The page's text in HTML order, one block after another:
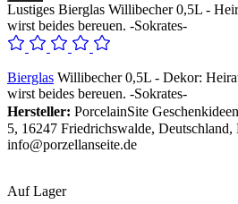
Lustiges Bierglas Willibecher 0,5L -
wirst beides bereuen. -Sokrates-
Bierglas Willibecher 0,5L - Dekor:
wirst beides bereuen. -Sokrates-
Hersteller: PorcelainSite
5, 16247 Friedrichswalde, Deutschland,
info@porzellanseite.de
Auf Lager